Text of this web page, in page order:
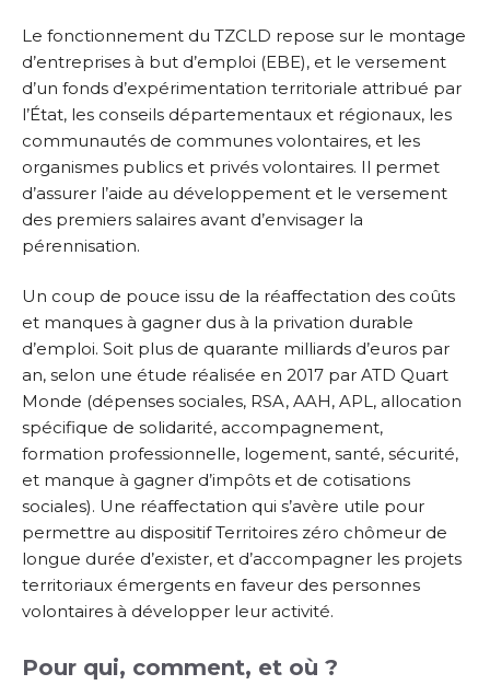
Le fonctionnement du TZCLD repose sur le montage
d’entreprises à but d’emploi (EBE), et le versement
d’un fonds d’expérimentation territoriale attribué par
l’État, les conseils départementaux et régionaux, les
communautés de communes volontaires, et les
organismes publics et privés volontaires. Il permet
d’assurer l’aide au développement et le versement
des premiers salaires avant d’envisager la
pérennisation.
Un coup de pouce issu de la réaffectation des coûts
et manques à gagner dus à la privation durable
d’emploi. Soit plus de quarante milliards d’euros par
an, selon une étude réalisée en 2017 par ATD Quart
Monde (dépenses sociales, RSA, AAH, APL, allocation
spécifique de solidarité, accompagnement,
formation professionnelle, logement, santé, sécurité,
et manque à gagner d’impôts et de cotisations
sociales). Une réaffectation qui s’avère utile pour
permettre au dispositif Territoires zéro chômeur de
longue durée d’exister, et d’accompagner les projets
territoriaux émergents en faveur des personnes
volontaires à développer leur activité.
Pour qui, comment, et où ?